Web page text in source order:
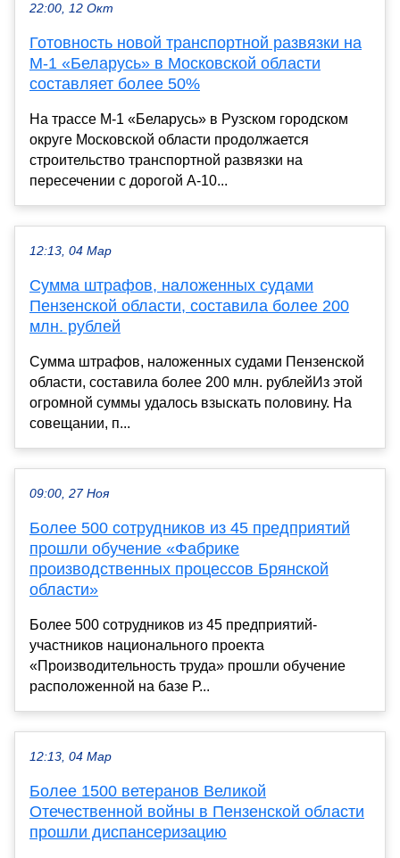
22:00, 12 Окт
Готовность новой транспортной развязки на
М-1 «Беларусь» в Московской области
составляет более 50%
На трассе М-1 «Беларусь» в Рузском городском
округе Московской области продолжается
строительство транспортной развязки на
пересечении с дорогой А-10...
12:13, 04 Мар
Сумма штрафов, наложенных судами
Пензенской области, составила более 200
млн. рублей
Сумма штрафов, наложенных судами Пензенской
области, составила более 200 млн. рублейИз этой
огромной суммы удалось взыскать половину. На
совещании, п...
09:00, 27 Ноя
Более 500 сотрудников из 45 предприятий
прошли обучение «Фабрике
производственных процессов Брянской
области»
Более 500 сотрудников из 45 предприятий-
участников национального проекта
«Производительность труда» прошли обучение
расположенной на базе Р...
12:13, 04 Мар
Более 1500 ветеранов Великой
Отечественной войны в Пензенской области
прошли диспансеризацию